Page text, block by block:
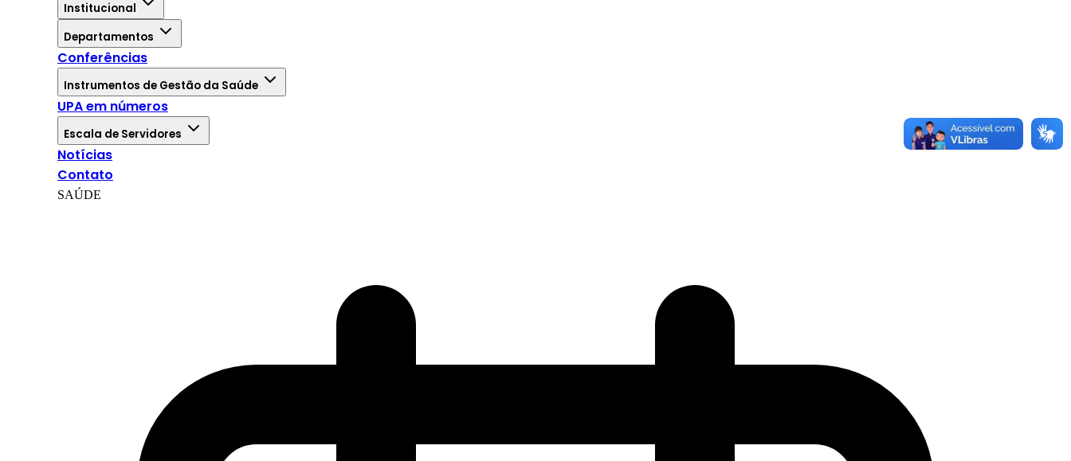
Institucional
Departamentos
Conferências
Instrumentos de Gestão da Saúde
UPA em números
Escala de Servidores
Notícias
Contato
SAÚDE